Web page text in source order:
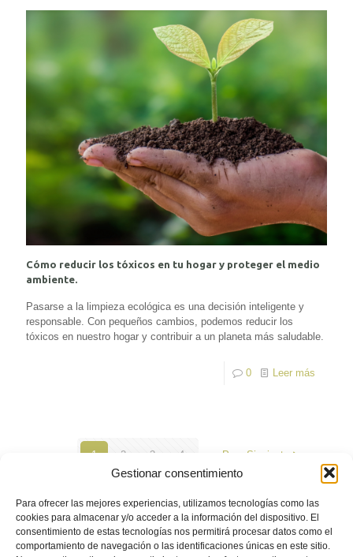
Gestionar consentimiento
Para ofrecer las mejores experiencias, utilizamos tecnologías como las
cookies para almacenar y/o acceder a la información del dispositivo. El
consentimiento de estas tecnologías nos permitirá procesar datos como el
comportamiento de navegación o las identificaciones únicas en este sitio.
Cómo reducir los tóxicos en tu hogar y proteger el medio
ambiente.
Pasarse a la limpieza ecológica es una decisión inteligente y
responsable. Con pequeños cambios, podemos reducir los
tóxicos en nuestro hogar y contribuir a un planeta más saludable.
0 Leer más
1 2 3 4 Pag. Siguiente
© 2026 econaturalhome.com. Todos los derechos